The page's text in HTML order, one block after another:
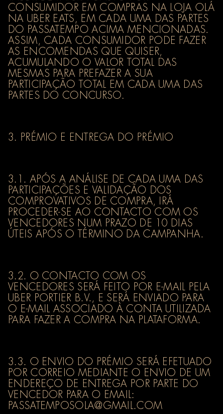
CONSUMIDOR EM COMPRAS NA LOJA OLÁ
NA UBER EATS, EM CADA UMA DAS PARTES
DO PASSATEMPO ACIMA MENCIONADAS.
ASSIM, CADA CONSUMIDOR PODE FAZER
AS ENCOMENDAS QUE QUISER,
ACUMULANDO O VALOR TOTAL DAS
MESMAS PARA PREFAZER A SUA
PARTICIPAÇÃO TOTAL EM CADA UMA DAS
PARTES DO CONCURSO.
3. PRÉMIO E ENTREGA DO PRÉMIO
3.1. APÓS A ANÁLISE DE CADA UMA DAS
PARTICIPAÇÕES E VALIDAÇÃO DOS
COMPROVATIVOS DE COMPRA, IRÁ
PROCEDER-SE AO CONTACTO COM OS
VENCEDORES NUM PRAZO DE 10 DIAS
ÚTEIS APÓS O TÉRMINO DA CAMPANHA.
3.2. O CONTACTO COM OS
VENCEDORES SERÁ FEITO POR E-MAIL PELA
UBER PORTIER B.V., E SERÁ ENVIADO PARA
O E-MAIL ASSOCIADO À CONTA UTILIZADA
PARA FAZER A COMPRA NA PLATAFORMA.
3.3. O ENVIO DO PRÉMIO SERÁ EFETUADO
POR CORREIO MEDIANTE O ENVIO DE UM
ENDEREÇO DE ENTREGA POR PARTE DO
VENCEDOR PARA O EMAIL:
PASSATEMPOSOLA@GMAIL.COM